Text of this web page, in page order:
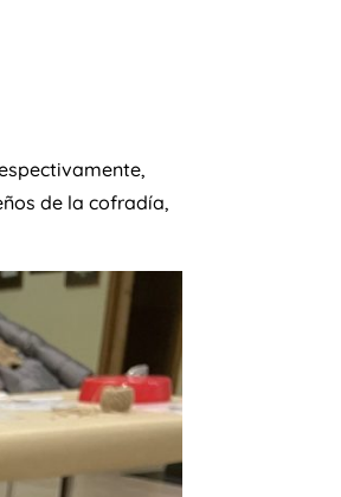
de la cofradía,